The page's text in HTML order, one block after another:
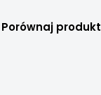
Porównaj produkt